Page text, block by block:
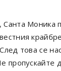
Моника
това се